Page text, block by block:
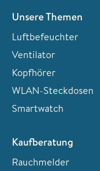
Unsere Themen
Luftbefeuchter
Ventilator
Kopfhörer
WLAN-Steckdosen
Smartwatch
Kaufberatung
Rauchmelder